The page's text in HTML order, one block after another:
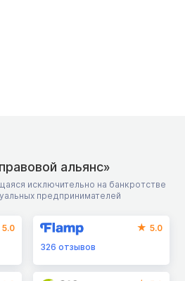
альянс»
исключительно на банкротстве
предпринимателей
5.0
5.0
326отзывов